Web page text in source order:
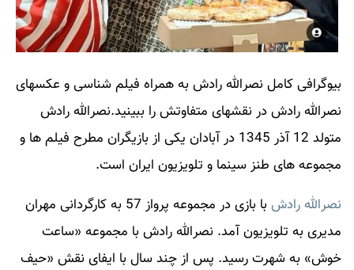
بیوگرافی کامل نصرالله رادش به همراه فیلم شناسی و عکسهای
نصرالله رادشدر نقشهای متفاوتش را ببینید.نصرالله رادش
متولد 12 آذر 1345 در آبادان یکی از بازیگران مطرح فیلم ها و
مجموعه های طنز سینما و تلویزیون ایران است.
نصرالله رادش
با بازی در مجموعه پرواز 57 به کارگردانی مهران
مدیری به تلویزیون آمد. نصرالله رادش با مجموعه «ساعت
خوش» به شهرت رسید. پس از چند سال با ایفای نقش «حیف